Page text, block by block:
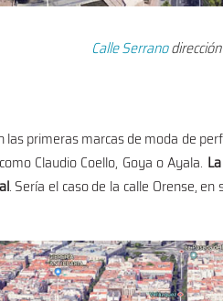
Calle Serrano
las primeras marcas de moda de
Claudio Coello, Goya o Ayala.
. Sería el caso de la calle Orense,